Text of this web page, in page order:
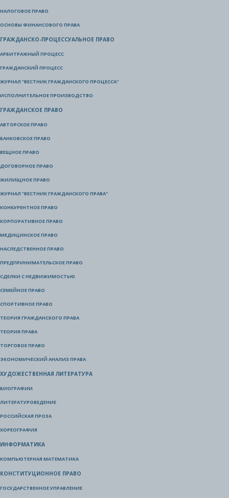
НАЛОГОВОЕ ПРАВО
ОСНОВЫ ФИНАНСОВОГО ПРАВА
ГРАЖДАНСКО-ПРОЦЕССУАЛЬНОЕ ПРАВО
АРБИТРАЖНЫЙ ПРОЦЕСС
ГРАЖДАНСКИЙ ПРОЦЕСС
ЖУРНАЛ "ВЕСТНИК ГРАЖДАНСКОГО ПРОЦЕССА"
ИСПОЛНИТЕЛЬНОЕ ПРОИЗВОДСТВО
ГРАЖДАНСКОЕ ПРАВО
АВТОРСКОЕ ПРАВО
БАНКОВСКОЕ ПРАВО
ВЕЩНОЕ ПРАВО
ДОГОВОРНОЕ ПРАВО
ЖИЛИЩНОЕ ПРАВО
ЖУРНАЛ "ВЕСТНИК ГРАЖДАНСКОГО ПРАВА"
КОНКУРЕНТНОЕ ПРАВО
КОРПОРАТИВНОЕ ПРАВО
МЕДИЦИНСКОЕ ПРАВО
НАСЛЕДСТВЕННОЕ ПРАВО
ПРЕДПРИНИМАТЕЛЬСКОЕ ПРАВО
СДЕЛКИ С НЕДВИЖИМОСТЬЮ
СЕМЕЙНОЕ ПРАВО
СПОРТИВНОЕ ПРАВО
ТЕОРИЯ ГРАЖДАНСКОГО ПРАВА
ТЕОРИЯ ПРАВА
ТОРГОВОЕ ПРАВО
ЭКОНОМИЧЕСКИЙ АНАЛИЗ ПРАВА
ХУДОЖЕСТВЕННАЯ ЛИТЕРАТУРА
БИОГРАФИИ
ЛИТЕРАТУРОВЕДЕНИЕ
РОССИЙСКАЯ ПРОЗА
ХОРЕОГРАФИЯ
ИНФОРМАТИКА
КОМПЬЮТЕРНАЯ МАТЕМАТИКА
КОНСТИТУЦИОННОЕ ПРАВО
ГОСУДАРСТВЕННОЕ УПРАВЛЕНИЕ